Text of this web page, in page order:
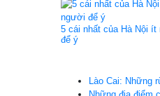
5 cái nhất của Hà Nội ít
để ý
Lào Cai: Những